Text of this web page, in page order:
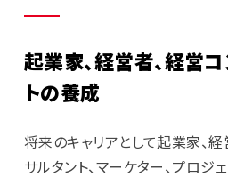
起業家、経営者、経営
トの養成
将来のキャリアとして起業家、
サルタント、マーケター、プロジ